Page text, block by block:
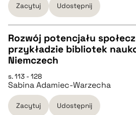
BIBTEX
pobierz cytat
Zacytuj Udostępnij
CZYSTY TEKST
pobierz cytat
Rozwój potencjału
przykładzie bibliotek
Niemczech
s. 113 - 128
Sabina Adamiec-Warzecha
Zacytuj Udostępnij